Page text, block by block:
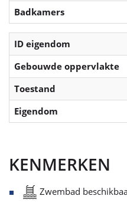
Badkamers
ID eigendom
Gebouwde oppervlakte
Toestand
Eigendom
KENMERKEN
Zwembad